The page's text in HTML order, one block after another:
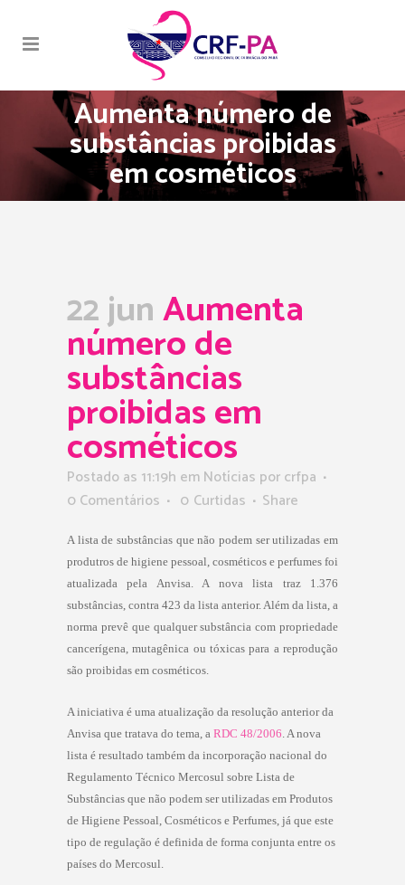
Aumenta número de
substâncias proibidas
em cosméticos
22 junAumenta
número de
substâncias
proibidas em
cosméticos
Postado as 11:19h emNotícias porcrfpa
0 Comentários
0 Curtidas Share
A lista de substâncias que não podem ser utilizadas em
produtros de higiene pessoal, cosméticos e perfumes foi
atualizada pela Anvisa. A nova lista traz 1.376
substâncias, contra 423 da lista anterior. Além da lista, a
norma prevê que qualquer substância com propriedade
cancerígena, mutagênica ou tóxicas para a reprodução
são proibidas em cosméticos.
A iniciativa é uma atualização da resolução anterior da
Anvisa que tratava do tema, a RDC 48/2006 . A nova
lista é resultado também da incorporação nacional do
Regulamento Técnico Mercosul sobre Lista de
Substâncias que não podem ser utilizadas em Produtos
de Higiene Pessoal, Cosméticos e Perfumes, já que este
tipo de regulação é definida de forma conjunta entre os
países do Mercosul.